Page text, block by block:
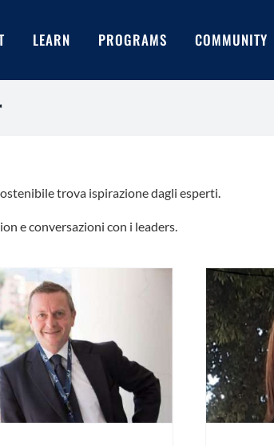
LEARN PROGRAMS COMMUNITY
trova ispirazione dagli esperti.
e conversazioni con i leaders.
Franceschelli (Diligentia):
sostenibilità è anche e più che mai
parità di genere